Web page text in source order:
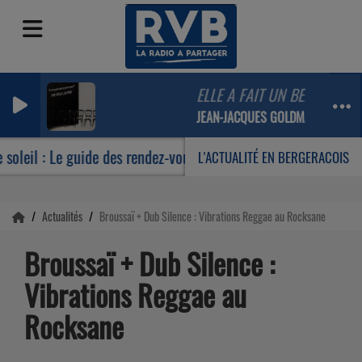
ELLE A FAIT UN BEBE TOUTE
JEAN-JACQUES GOLDMAN
L'ACTUALITÉ EN BERGERACOIS
: Le guide des rendez-vous incontournables de votre été
Actualités Broussaï + Dub Silence : Vibrations Reggae au Rocksane
Broussaï + Dub Silence :
Vibrations Reggae au
Rocksane